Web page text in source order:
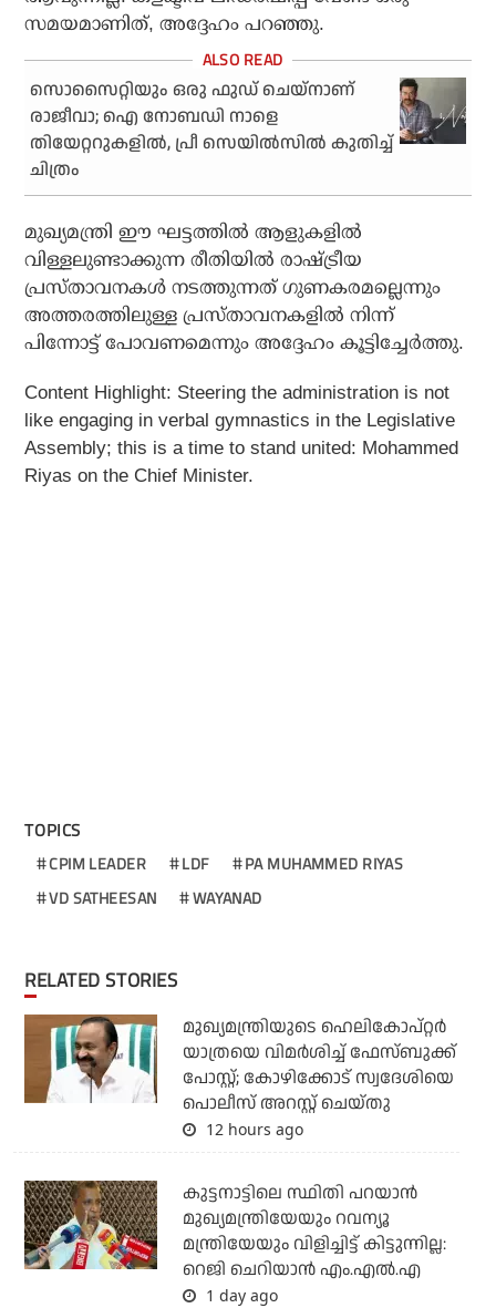
സമയമാണിത്, അദ്ദേഹം പറഞ്ഞു.
സൊസൈറ്റിയും ഒരു ഫുഡ് ചെയ്‌നാണ്
രാജീവാ; ഐ നോബഡി നാളെ
തിയേറ്ററുകളില്‍, പ്രീ സെയില്‍സില്‍ കുതിച്ച്
ചിത്രം
മുഖ്യമന്ത്രി ഈ ഘട്ടത്തില്‍ ആളുകളില്‍
വിള്ളലുണ്ടാക്കുന്ന രീതിയില്‍ രാഷ്ട്രീയ
പ്രസ്താവനകള്‍ നടത്തുന്നത് ഗുണകരമല്ലെന്നും
അത്തരത്തിലുള്ള പ്രസ്താവനകളില്‍ നിന്ന്
പിന്നോട്ട് പോവണമെന്നും അദ്ദേഹം കൂട്ടിച്ചേര്‍ത്തു.
Content Highlight: Steering the administration is not
like engaging in verbal gymnastics in the Legislative
Assembly; this is a time to stand united: Mohammed
Riyas on the Chief Minister.
TOPICS
CPIM LEADER LDF
PA MUHAMMED RIYAS
VD SATHEESAN
WAYANAD
RELATED STORIES
മുഖ്യമന്ത്രിയുടെ ഹെലികോപ്റ്റര്‍
യാത്രയെ വിമര്‍ശിച്ച് ഫേസ്ബുക്ക്
പോസ്റ്റ്; കോഴിക്കോട് സ്വദേശിയെ
പൊലീസ് അറസ്റ്റ് ചെയ്തു
12 hours ago
കുട്ടനാട്ടിലെ സ്ഥിതി പറയാന്‍
മുഖ്യമന്ത്രിയേയും റവന്യൂ
മന്ത്രിയേയും വിളിച്ചിട്ട് കിട്ടുന്നില്ല:
റെജി ചെറിയാന്‍ എം.എല്‍.എ
1 day ago